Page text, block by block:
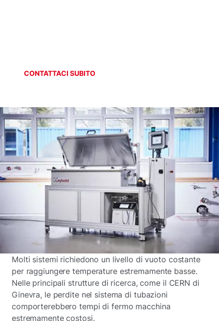
CONTATTACI SUBITO
Molti sistemi richiedono un livello di vuoto costante
per raggiungere temperature estremamente basse.
Nelle principali strutture di ricerca, come il CERN di
Ginevra, le perdite nel sistema di tubazioni
comporterebbero tempi di fermo macchina
estremamente costosi.